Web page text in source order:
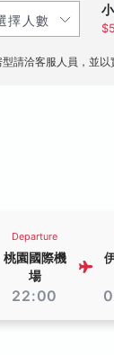
請洽客服人員，並以
Departure
桃園國際機
場
22:00